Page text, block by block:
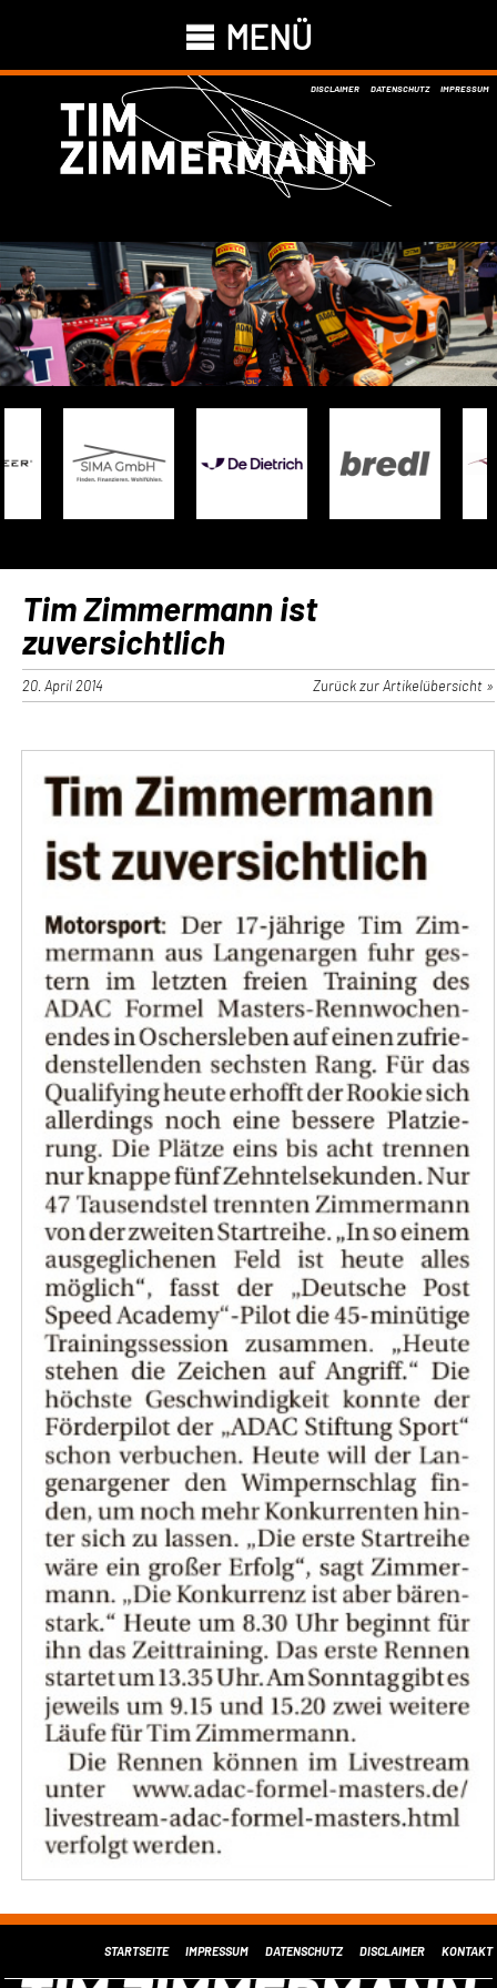
MENÜ
DISCLAIMER DATENSCHUTZ IMPRESSUM
Tim Zimmermann ist
zuversichtlich
20. April 2014 Zurück zur Artikelübersicht »
KONTAKT
DISCLAIMER
DATENSCHUTZ
IMPRESSUM
STARTSEITE